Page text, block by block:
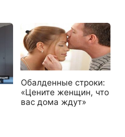
Обалденные строки:
«Цените женщин, что
вас дома ждут»